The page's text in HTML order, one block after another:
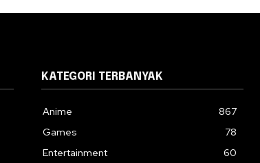
KATEGORI TERBANYAK
Anime
867
Games
78
Entertainment
60